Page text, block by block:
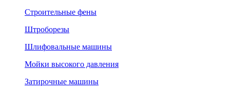
Строительные фены
Штроборезы
Шлифовальные машины
Мойки высокого давления
Затирочные машины